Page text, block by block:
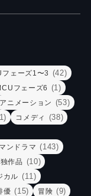
フェーズ1〜3 (42)
フェーズ6 (1)
アニメーション (53)
コメディ (38)
ンドラマ (143)
作品 (10)
カル (11)
優 (15) 冒険 (9)